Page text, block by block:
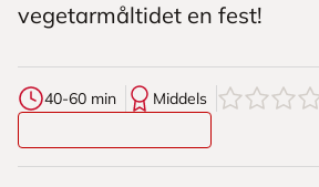
vegetarmåltidet en fest!
40-60 min Middels 0av5stjerner